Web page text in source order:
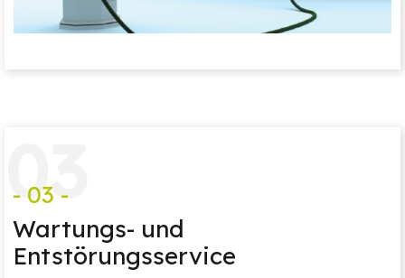
03
- 03 -
Wartungs- und
Entstörungsservice